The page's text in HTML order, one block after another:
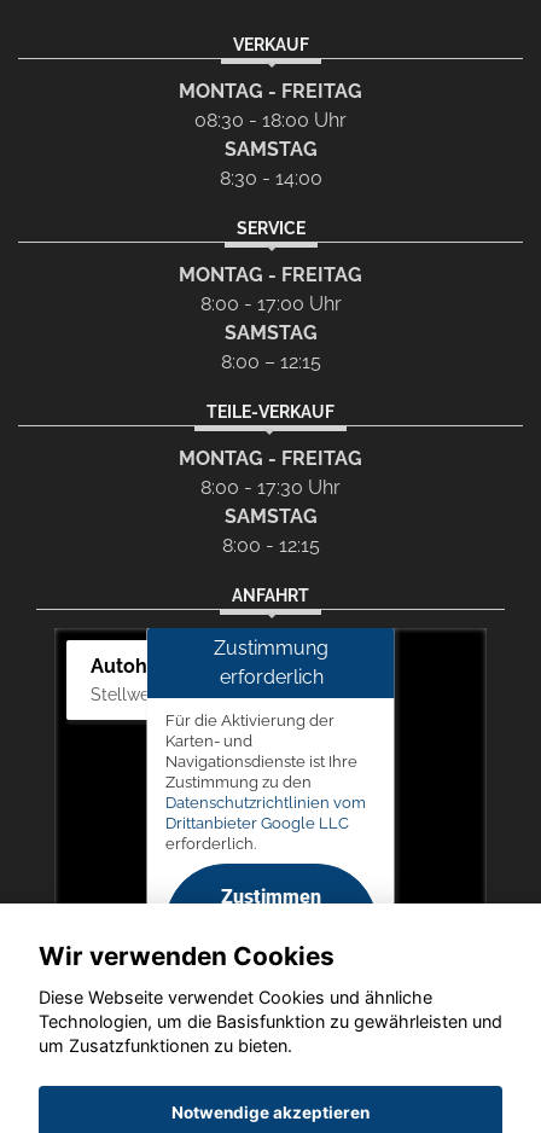
VERKAUF
MONTAG - FREITAG
08:30 - 18:00 Uhr
SAMSTAG
8:30 - 14:00
SERVICE
MONTAG - FREITAG
8:00 - 17:00 Uhr
SAMSTAG
8:00 – 12:15
TEILE-VERKAUF
MONTAG - FREITAG
8:00 - 17:30 Uhr
SAMSTAG
8:00 - 12:15
ANFAHRT
Autohaus Picker
Stellwerk 5, 57368 Lennestadt
Zustimmung
erforderlich
Für die Aktivierung der
Karten- und
Navigationsdienste ist Ihre
Zustimmung zu den
Datenschutzrichtlinien vom
Drittanbieter Google LLC
erforderlich.
Zustimmen
aktivieren
Copyright © 2026. Autohaus Picker
Wir verwenden Cookies
Diese Webseite verwendet Cookies und ähnliche
Technologien, um die Basisfunktion zu gewährleisten und
um Zusatzfunktionen zu bieten.
Notwendige akzeptieren